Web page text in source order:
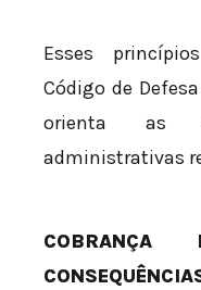
Esses
Código de
orienta as
administrativas